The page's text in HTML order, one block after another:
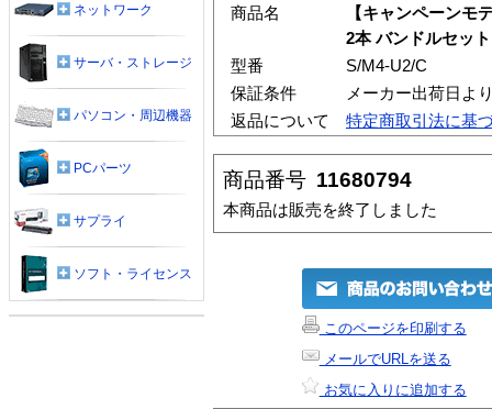
商品名
【キャンペーンモ
2本 バンドルセット
型番
S/M4-U2/C
保証条件
メーカー出荷日よ
返品について
特定商取引法に基
商品番号 11680794
本商品は販売を終了しました
このページを印刷する
メールでURLを送る
お気に入りに追加する
ネットワーク
サーバ・ストレージ
パソコン・周辺機器
PCパーツ
サプライ
ソフト・ライセンス